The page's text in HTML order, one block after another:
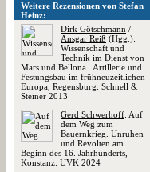
Weitere Rezensionen von Stefan
Heinz:
Dirk Götschmann /
Ansgar Reiß (Hgg.):
Wissenschaft und
Technik im Dienst von
Mars und Bellona . Artillerie und
Festungsbau im frühneuzeitlichen
Europa, Regensburg: Schnell &
Steiner 2013
Gerd Schwerhoff: Auf
dem Weg zum
Bauernkrieg. Unruhen
und Revolten am
Beginn des 16. Jahrhunderts,
Konstanz: UVK 2024